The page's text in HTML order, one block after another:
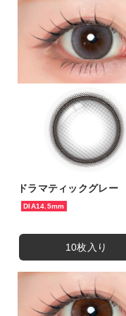
ドラマティックグレー
DIA14.5mm
10枚入り